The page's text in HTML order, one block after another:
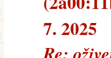
7. 2025